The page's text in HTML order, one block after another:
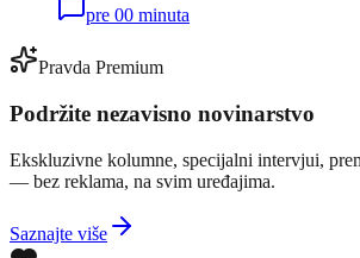
pre 00 minuta
Pravda Premium
Podržite nezavisno novinarstvo
Ekskluzivne kolumne, specijalni intervjui,
— bez reklama, na svim uređajima.
Saznajte više